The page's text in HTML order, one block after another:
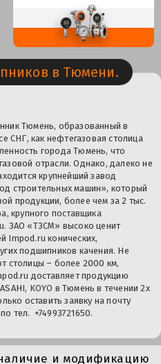
в Тюмени.
Тюмень, образованный в
СНГ, как нефтегазовая столица
города Тюмень, что
отрасли. Однако, далеко не
крупнейший завод
строительных машин», который
продукции, более чем за 2 тыс.
крупного поставщика
ЗАО «ТЗСМ» высоко ценит
Impod.ru конических,
подшипников качения. Не
столицы – более 2000 км,
доставляет продукцию
KOYO в Тюмень в течении 2х
оставить заявку на почту
тел. +74993721650.
и модификацию